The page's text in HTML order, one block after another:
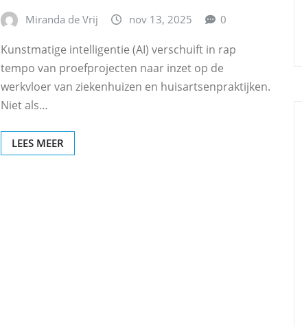
Miranda de Vrij nov 13, 2025 0
Kunstmatige intelligentie (AI) verschuift in rap
tempo van proefprojecten naar inzet op de
werkvloer van ziekenhuizen en huisartsenpraktijken.
Niet als…
LEES MEER